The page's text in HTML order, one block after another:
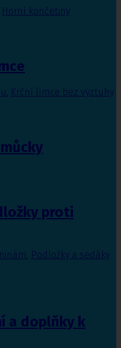
Horní končetiny
Krční límce bez výztuhy
proti
, Podložky a sedáky
a doplňky k